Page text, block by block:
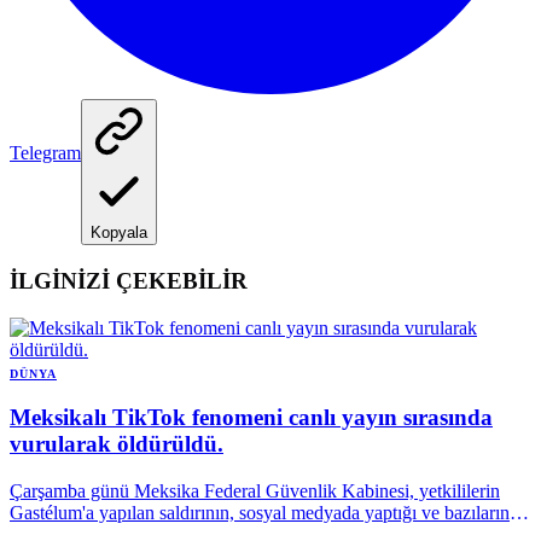
Telegram
Kopyala
İLGİNİZİ ÇEKEBİLİR
DÜNYA
Meksikalı TikTok fenomeni canlı yayın sırasında
vurularak öldürüldü.
Çarşamba günü Meksika Federal Güvenlik Kabinesi, yetkililerin
Gastélum'a yapılan saldırının, sosyal medyada yaptığı ve bazılarında